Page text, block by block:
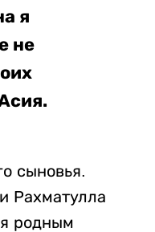
я
не
сыновья.
Рахматулла
родным